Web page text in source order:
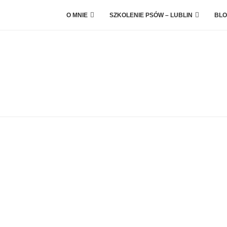
O MNIE SZKOLENIE PSÓW – LUBLIN